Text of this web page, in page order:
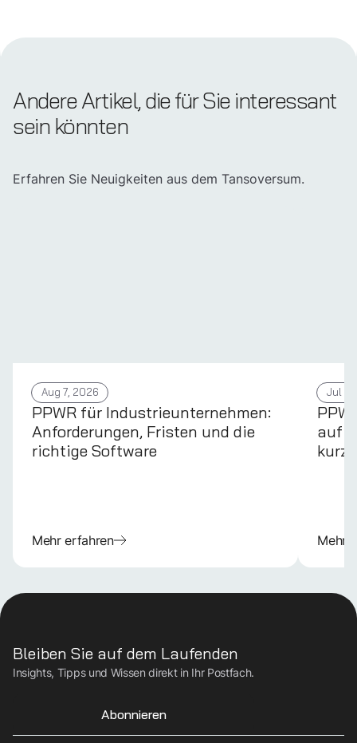
Andere Artikel, die für Sie interessant
sein könnten
Erfahren Sie Neuigkeiten aus dem Tansoversum.
Aug 7, 2026
PPWR für Industrieunternehmen:
Anforderungen, Fristen und die
richtige Software
Mehr erfahren
Jul
auf
kurz
Mehr
Bleiben Sie auf dem Laufenden
Insights, Tipps und Wissen direkt in Ihr Postfach.
Abonnieren